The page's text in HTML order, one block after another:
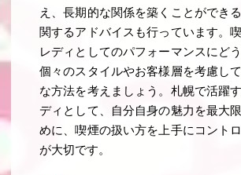
え、長期的な関係を築くことができ
関するアドバイスも行っています。
レディとしてのパフォーマンスにど
個々のスタイルやお客様層を考慮し
な方法を考えましょう。札幌で活躍
ディとして、自分自身の魅力を最大
めに、喫煙の扱い方を上手にコント
が大切です。